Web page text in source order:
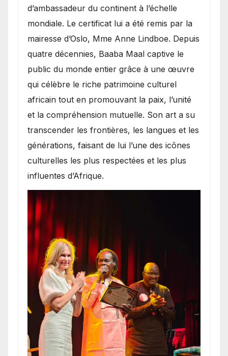
d’ambassadeur du continent à l’échelle
mondiale. Le certificat lui a été remis par la
mairesse d’Oslo, Mme Anne Lindboe. Depuis
quatre décennies, Baaba Maal captive le
public du monde entier grâce à une œuvre
qui célèbre le riche patrimoine culturel
africain tout en promouvant la paix, l’unité
et la compréhension mutuelle. Son art a su
transcender les frontières, les langues et les
générations, faisant de lui l’une des icônes
culturelles les plus respectées et les plus
influentes d’Afrique.